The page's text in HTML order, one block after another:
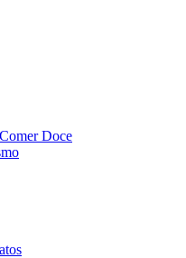
Doce